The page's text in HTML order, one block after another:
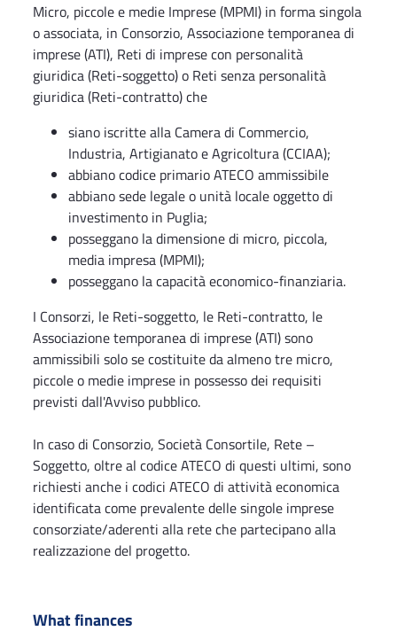
Micro, piccole e medie Imprese (MPMI) in forma singola
o associata, in Consorzio, Associazione temporanea di
imprese (ATI), Reti di imprese con personalità
giuridica (Reti-soggetto) o Reti senza personalità
giuridica (Reti-contratto) che
siano iscritte alla Camera di Commercio,
Industria, Artigianato e Agricoltura (CCIAA);
abbiano codice primario ATECO ammissibile
abbiano sede legale o unità locale oggetto di
investimento in Puglia;
posseggano la dimensione di micro, piccola,
media impresa (MPMI);
posseggano la capacità economico-finanziaria.
I Consorzi, le Reti-soggetto, le Reti-contratto, le
Associazione temporanea di imprese (ATI) sono
ammissibili solo se costituite da almeno tre micro,
piccole o medie imprese in possesso dei requisiti
previsti dall'Avviso pubblico.
In caso di Consorzio, Società Consortile, Rete –
Soggetto, oltre al codice ATECO di questi ultimi, sono
richiesti anche i codici ATECO di attività economica
identificata come prevalente delle singole imprese
consorziate/aderenti alla rete che partecipano alla
realizzazione del progetto.
What finances